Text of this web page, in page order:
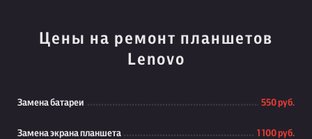
Цены на ремонт планшетов
Lenovo
Замена батареи 550 руб.
Замена экрана планшета 1 100 руб.